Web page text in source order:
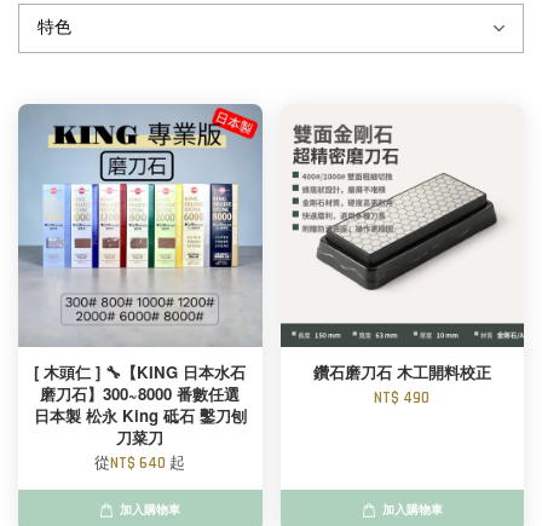
[ 木頭仁 ] 🔧【KING 日本水石
磨刀石】300~8000 番數任選
日本製 松永 King 砥石 鑿刀刨
刀菜刀
從NT$ 640 起
加入購物車
鑽石磨刀石 木工開料校正
NT$ 490
加入購物車